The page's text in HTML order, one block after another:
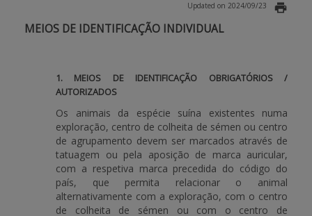
Login / Register
Updated on 2024/09/23
MEIOS DE IDENTIFICAÇÃO INDIVIDUAL
1. MEIOS DE IDENTIFICAÇÃO OBRIGATÓRIOS /
AUTORIZADOS
Os animais da espécie suína existentes numa
exploração, centro de colheita de sémen ou centro
de agrupamento devem ser marcados através de
tatuagem ou pela aposição de marca auricular,
com a respetiva marca precedida do código do
país, que permita relacionar o animal
alternativamente com a exploração, com o centro
de colheita de sémen ou com o centro de